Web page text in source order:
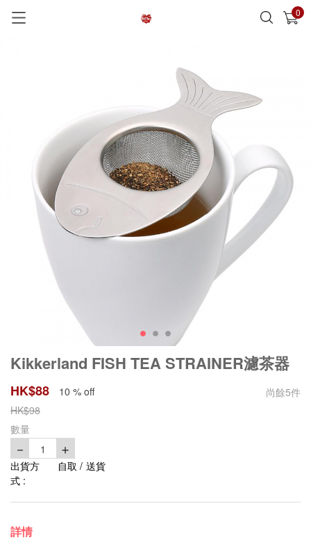
0
已加入購物車 查看
Kikkerland FISH TEA STRAINER濾茶器
HK$88 10 % off 尚餘5件
HK$98
數量
－ 1 ＋
出貨方
式 :
自取 / 送貨
詳情